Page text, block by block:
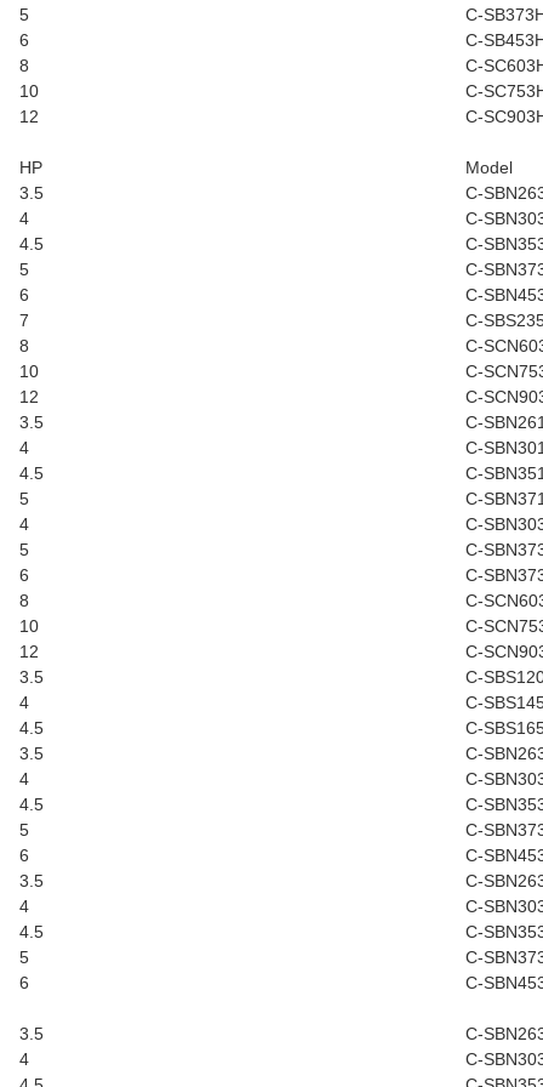
5
C-
6
C-
8
C-
10
C-
12
C-
HP
Model
3.5
C-
4
C-
4.5
C-
5
C-
6
C-
7
C-
8
C-
10
C-
12
C-
3.5
C-
4
C-
4.5
C-
5
C-
4
C-
5
C-
6
C-
8
C-
10
C-
12
C-
3.5
C-
4
C-
4.5
C-
3.5
C-
4
C-
4.5
C-
5
C-
6
C-
3.5
C-
4
C-
4.5
C-
5
C-
6
C-
3.5
C-
4
C-